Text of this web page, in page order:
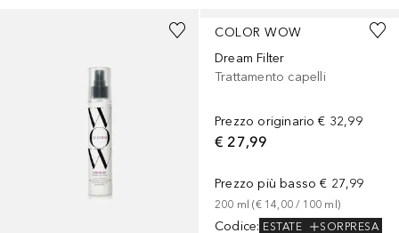
COLOR WOW
Dream Filter
Trattamento capelli
Prezzo originario € 32,99
€ 27,99
Prezzo più basso € 27,99
200 ml (€ 14,00 / 100 ml )
Codice: ESTATE SORPRESA